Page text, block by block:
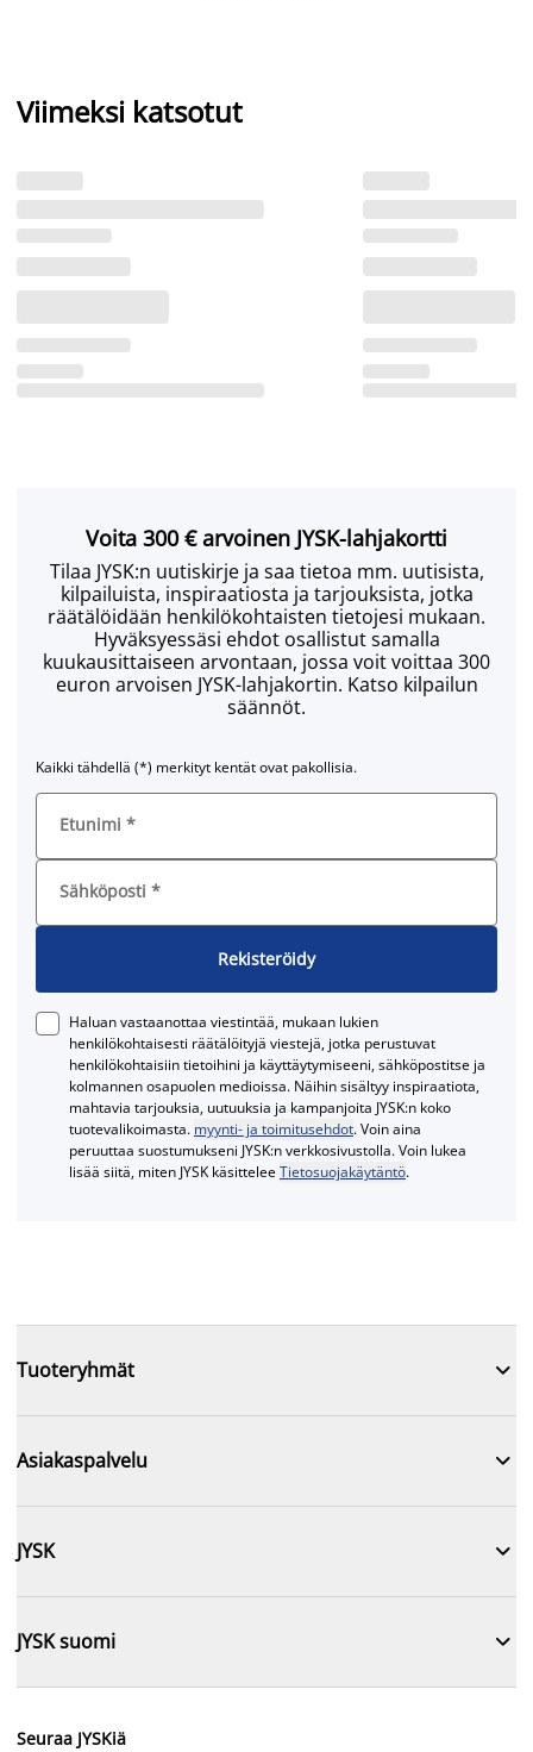
Viimeksi katsotut
Voita 300 € arvoinen JYSK-lahjakortti
Tilaa JYSK:n uutiskirje ja saa tietoa mm. uutisista,
kilpailuista, inspiraatiosta ja tarjouksista, jotka
räätälöidään henkilökohtaisten tietojesi mukaan.
Hyväksyessäsi ehdot osallistut samalla
kuukausittaiseen arvontaan, jossa voit voittaa 300
euron arvoisen JYSK-lahjakortin. Katso kilpailun
säännöt.
Kaikki tähdellä (*) merkityt kentät ovat pakollisia.
Etunimi *
Sähköposti *
Rekisteröidy
Haluan vastaanottaa viestintää, mukaan lukien
henkilökohtaisesti räätälöityjä viestejä, jotka perustuvat
henkilökohtaisiin tietoihini ja käyttäytymiseeni, sähköpostitse ja
kolmannen osapuolen medioissa. Näihin sisältyy inspiraatiota,
mahtavia tarjouksia, uutuuksia ja kampanjoita JYSK:n koko
tuotevalikoimasta. myynti- ja toimitusehdot. Voin aina
peruuttaa suostumukseni JYSK:n verkkosivustolla. Voin lukea
lisää siitä, miten JYSK käsitteleeTietosuojakäytäntö.
Tuoteryhmät 
Asiakaspalvelu 
JYSK 
JYSK suomi 
Seuraa JYSKiä